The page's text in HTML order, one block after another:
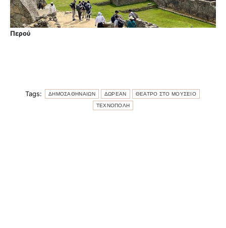
Περού
Tags: ΔΗΜΟΣΑΘΗΝΑΙΩΝ ΔΩΡΕΑΝ ΘΕΑΤΡΟ ΣΤΟ ΜΟΥΣΕΙΟ
ΤΕΧΝΟΠΟΛΗ